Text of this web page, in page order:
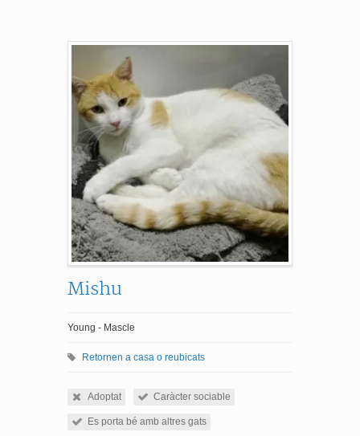
Mishu
Young - Mascle
Retornen a casa o reubicats
Adoptat Caràcter sociable
Es porta bé amb altres gats